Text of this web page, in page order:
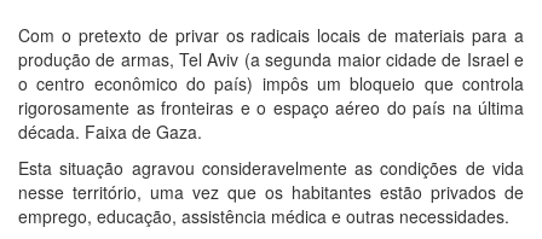
Com o pretexto de privar os radicais locais de materiais para a
produção de armas, Tel Aviv (a segunda maior cidade de Israel e
o centro econômico do país) impôs um bloqueio que controla
rigorosamente as fronteiras e o espaço aéreo do país na última
década. Faixa de Gaza.
Esta situação agravou consideravelmente as condições de vida
nesse território, uma vez que os habitantes estão privados de
emprego, educação, assistência médica e outras necessidades.